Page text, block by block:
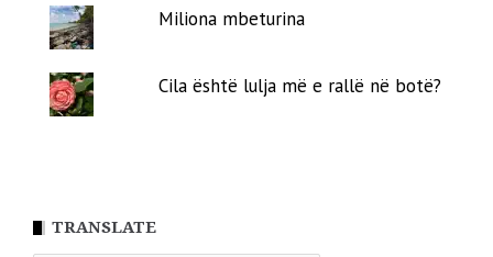
Miliona mbeturina
Cila është lulja më e rallë në botë?
TRANSLATE